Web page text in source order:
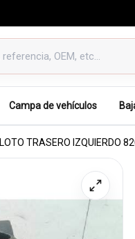
Campa de vehículos
TRASERO IZQUIERDO